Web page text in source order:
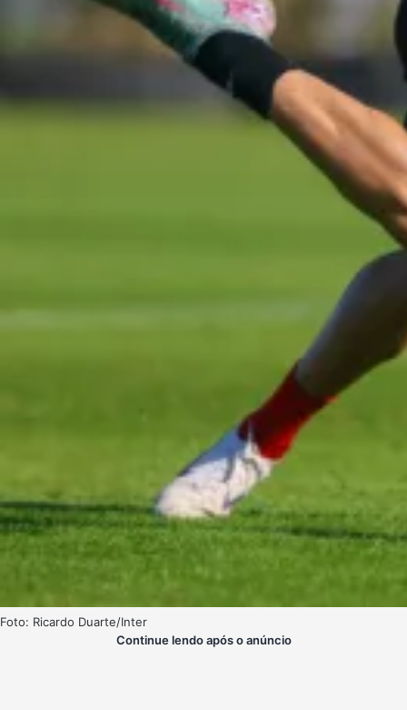
Foto: Ricardo Duarte/Inter
Continue lendo após o anúncio